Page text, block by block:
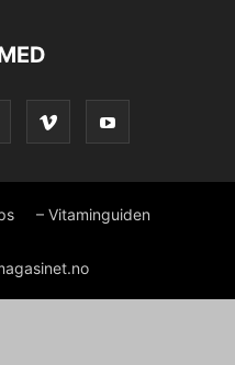
– Vitaminguiden